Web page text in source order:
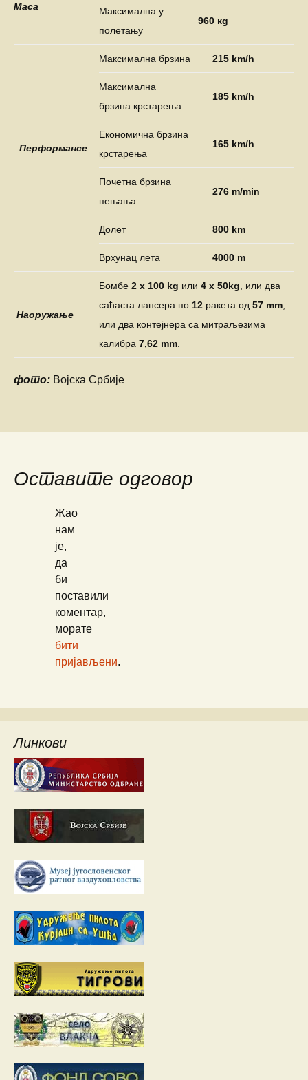
Маса
Максимална у
полетању
960 кg
Перформансе
Максимална брзина 215 km/h
Максимална
брзина крстарења
185 km/h
Економична брзина
крстарења
165 km/h
Почетна брзина
пењања
276 m/min
Долет 800 km
Врхунац лета 4000 m
Наоружање
Бомбе 2 х 100 kg или 4 х 50kg , или два
саћаста лансера по 12 ракета од 57 mm
или два контејнера са митраљезима
калибра 7,62 mm
фото: Војска Србије
Оставите одговор
Жао
нам
је,
да
би
поставили
коментар,
морате
бити
пријављени.
Линкови